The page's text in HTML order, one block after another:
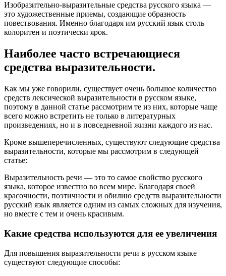
Изобразительно-выразительные средства русского языка —
это художественные приемы, создающие образность
повествования. Именно благодаря им русский язык столь
колоритен и поэтически ярок.
Наиболее часто встречающиеся
средства выразительности.
Как мы уже говорили, существует очень большое количество
средств лексической выразительности в русском языке,
поэтому в данной статье рассмотрим те из них, которые чаще
всего можно встретить не только в литературных
произведениях, но и в повседневной жизни каждого из нас.
Кроме вышеперечисленных, существуют следующие средства
выразительности, которые мы рассмотрим в следующей
статье:
Выразительность речи — это то самое свойство русского
языка, которое известно во всем мире. Благодаря своей
красочности, поэтичности и обилию средств выразительности
русский язык является одним из самых сложных для изучения,
но вместе с тем и очень красивым.
Какие средства используются для ее увеличения
Для повышения выразительности речи в русском языке
существуют следующие способы: